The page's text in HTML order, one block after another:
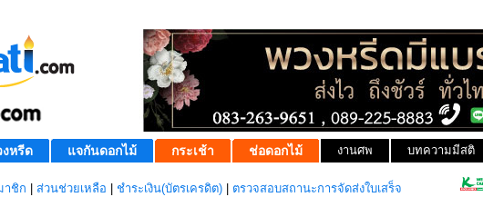
งหรีด แจกันดอกไม้ กระเช้า ช่อดอกไม้ งานศพ บทความมีสติ
าชิก ส่วนช่วยเหลือ ชำระเงิน(บัตรเครดิต) ตรวจสอบสถานะการจัดส่งใบเสร็จ